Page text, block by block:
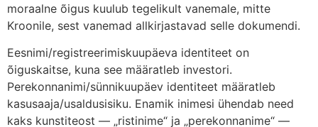
moraalne õigus kuulub tegelikult vanemale, mitte
Kroonile, sest vanemad allkirjastavad selle dokumendi.
Eesnimi/registreerimiskuupäeva identiteet on
õiguskaitse, kuna see määratleb investori.
Perekonnanimi/sünnikuupäev identiteet määratleb
kasusaaja/usaldusisiku. Enamik inimesi ühendab need
kaks kunstiteost — „ristinime“ ja „perekonnanime“ —